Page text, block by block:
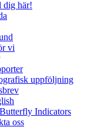
dig här!
vi
uppföljning
Butterfly Indicators
oss